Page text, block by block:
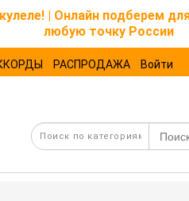
| Онлайн подберем
любую точку России
РАСПРОДАЖА Войти